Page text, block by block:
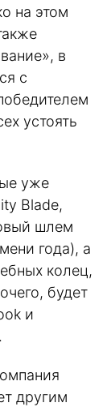
на этом
в
с
устоять
уже
Blade,
шлем
года), а
колец,
будет
и
другим